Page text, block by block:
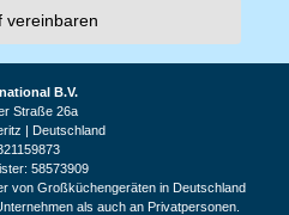
vereinbaren
B.V.
Straße 26a
| Deutschland
58573909
von Großküchengeräten in Deutschland
als auch an Privatpersonen.